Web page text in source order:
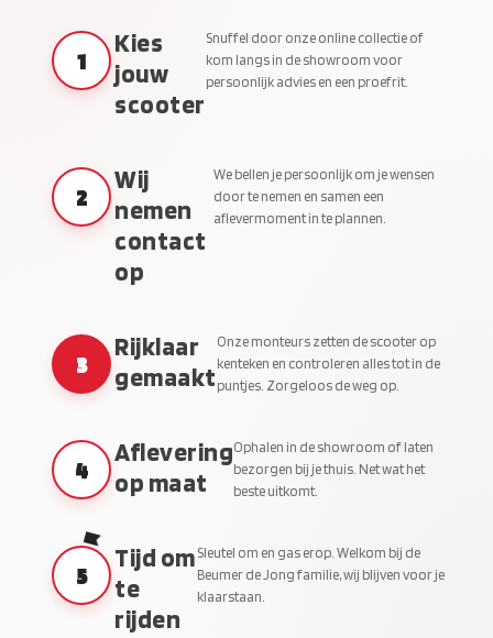
1
Kies
jouw
scooter
Snuffel door onze online collectie of
kom langs in de showroom voor
persoonlijk advies en een proefrit.
2
Wij
nemen
contact
op
We bellen je persoonlijk om je wensen
door te nemen en samen een
aflevermoment in te plannen.
3
Rijklaar
gemaakt
Onze monteurs zetten de scooter op
kenteken en controleren alles tot in de
puntjes. Zorgeloos de weg op.
4
Aflevering
op maat
Ophalen in de showroom of laten
bezorgen bij je thuis. Net wat het
beste uitkomt.
5
Tijd om
te
rijden
Sleutel om en gas erop. Welkom bij de
Beumer de Jong familie, wij blijven voor je
klaarstaan.